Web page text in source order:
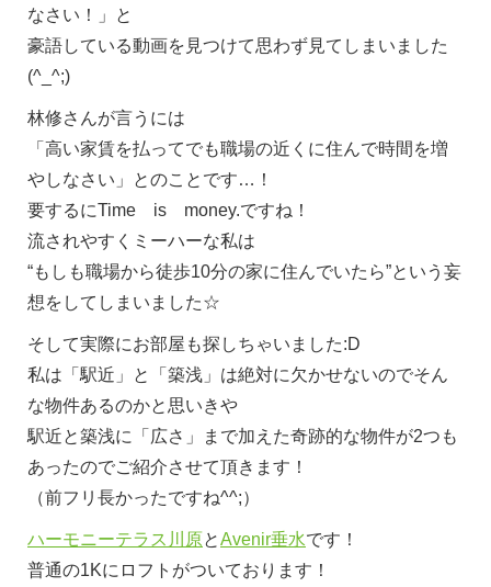
なさい！」と
豪語している動画を見つけて思わず見てしまいました
(^_^;)
林修さんが言うには
「高い家賃を払ってでも職場の近くに住んで時間を増
やしなさい」とのことです…！
要するにTime is money.ですね！
流されやすくミーハーな私は
“もしも職場から徒歩10分の家に住んでいたら”という妄
想をしてしまいました☆
そして実際にお部屋も探しちゃいました:D
私は「駅近」と「築浅」は絶対に欠かせないのでそん
な物件あるのかと思いきや
駅近と築浅に「広さ」まで加えた奇跡的な物件が2つも
あったのでご紹介させて頂きます！
（前フリ長かったですね^^;）
ハーモニーテラス川原とAvenir垂水です！
普通の1Kにロフトがついております！